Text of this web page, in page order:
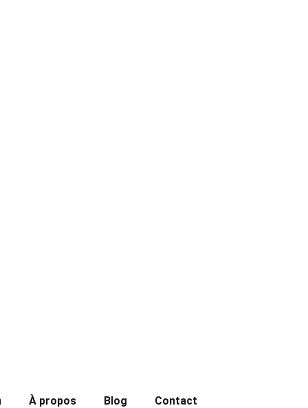
À propos Blog Contact